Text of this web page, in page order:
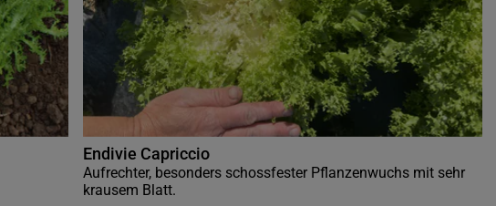
Endivie Capriccio
Aufrechter, besonders schossfester Pflanzenwuchs mit sehr
krausem Blatt.